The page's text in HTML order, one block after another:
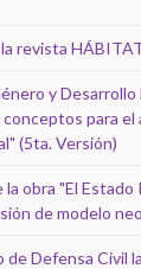
revista
y Desarrollo
para el
(5ta. Versión)
obra "El Estado
de modelo
de Defensa Civil